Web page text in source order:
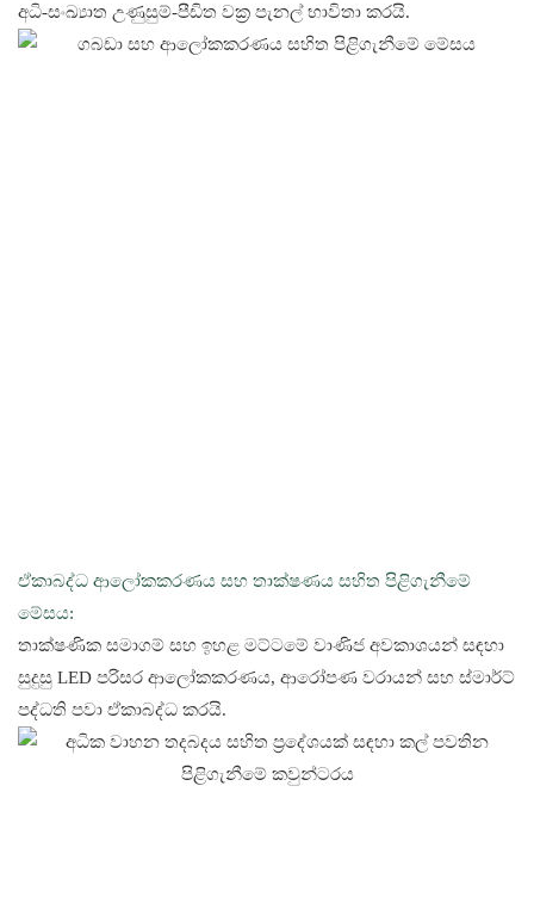
අධි-සංඛ්‍යාත උණුසුම්-පීඩිත වක්‍ර පැනල් භාවිතා කරයි.
ඒකාබද්ධ ආලෝකකරණය සහ තාක්ෂණය සහිත පිළිගැනීමේ
මේසය:
තාක්ෂණික සමාගම් සහ ඉහළ මට්ටමේ වාණිජ අවකාශයන් සඳහා
සුදුසු LED පරිසර ආලෝකකරණය, ආරෝපණ වරායන් සහ ස්මාර්ට්
පද්ධති පවා ඒකාබද්ධ කරයි.